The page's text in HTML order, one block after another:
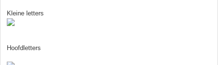
Kleine letters
Hoofdletters